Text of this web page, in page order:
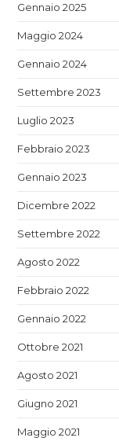
Gennaio 2025
Maggio 2024
Gennaio 2024
Settembre 2023
Luglio 2023
Febbraio 2023
Gennaio 2023
Dicembre 2022
Settembre 2022
Agosto 2022
Febbraio 2022
Gennaio 2022
Ottobre 2021
Agosto 2021
Giugno 2021
Maggio 2021